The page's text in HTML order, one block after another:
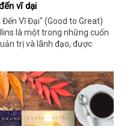
vĩ dại
Vĩ Đại" (Good to Great)
là một trong những cuốn
trị và lãnh đạo, được
chỉ dành cho các nhà
mà còn mang lại nhiều
kỳ ai muốn cải thiện bản